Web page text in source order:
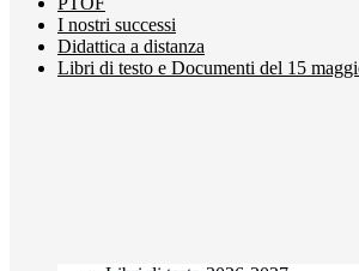
I nostri successi
Didattica a distanza
Libri di testo e Documenti del 15